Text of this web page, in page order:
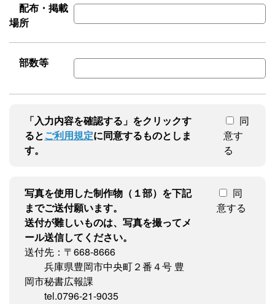
配布・掲載
場所
部数等
「入力内容を確認する」をクリックす
るとご利用規定に同意するものとしま
す。
同
意す
る
写真を使用した制作物（１部）を下記
までご送付願います。
送付が難しいものは、写真を撮ってメ
ール送信してください。
送付先：〒668-8666
兵庫県豊岡市中央町２番４号 豊
岡市秘書広報課
tel.0796-21-9035
同
意する